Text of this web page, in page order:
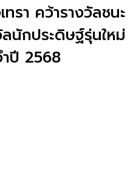
รา คว้ารางวัลชนะ
นักประดิษฐ์รุ่นใหม่
ำปี 2568